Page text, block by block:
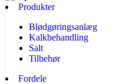
Produkter
Blødgøringsanlæg
Kalkbehandling
Salt
Tilbehør
Fordele